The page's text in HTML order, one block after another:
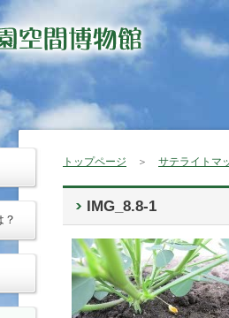
トップページ ＞ サテライトマ
IMG_8.8-1
？